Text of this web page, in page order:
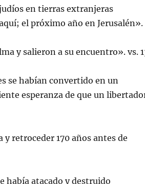
en tierras extranjeras
el próximo año en Jerusalén».
y salieron a su encuentro». vs.
se habían convertido en un
esperanza de que un
retroceder 170 años antes de
había atacado y destruido